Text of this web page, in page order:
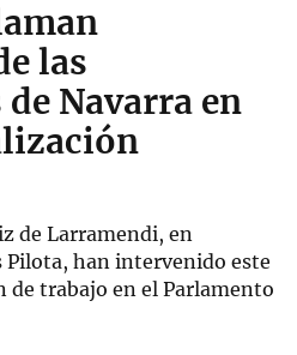
las
Navarra en
de Larramendi, en
Pilota, han intervenido este
de trabajo en el Parlamento